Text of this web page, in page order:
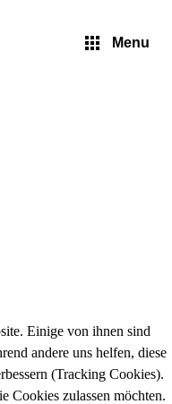
Menu
Art
Einige von ihnen sind
andere uns helfen, diese
(Tracking Cookies).
Cookies zulassen möchten.